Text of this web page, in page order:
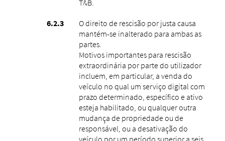
T&B.
O direito de rescisão por justa causa
mantém-se inalterado para ambas as
partes.
Motivos importantes para rescisão
extraordinária por parte do utilizador
incluem, em particular, a venda do
veículo no qual um serviço digital com
prazo determinado, específico e ativo
esteja habilitado, ou qualquer outra
mudança de propriedade ou de
responsável, ou a desativação do
veículo por um período superior a seis